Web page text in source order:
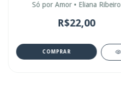
Só por Amor • Eliana Ribeiro
R$22,00
COMPRAR